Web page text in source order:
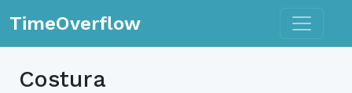
TimeOverflow Toggle
Costura